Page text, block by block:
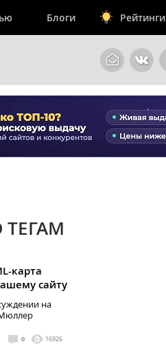
Блоги Рейтинги
ТЕГАМ
карта
сайту
на
0 16926